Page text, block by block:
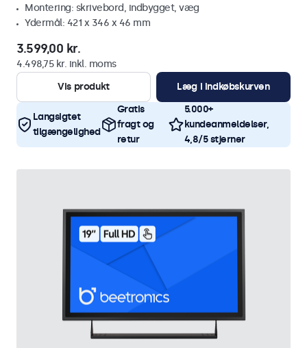
Montering: skrivebord, indbygget, væg
Ydermål: 421 x 346 x 46 mm
3.599,00 kr.
4.498,75 kr. inkl. moms
Vis produkt
Læg i indkøbskurven
Langsigtet
tilgængelighed
Gratis
fragt og
retur
5.000+
kundeanmeldelser,
4,8/5 stjerner